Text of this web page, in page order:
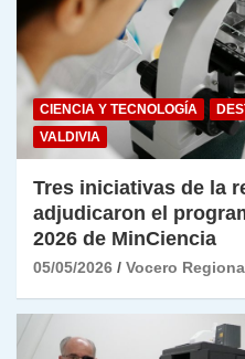
CIENCIA Y TECNOLOGÍA
VALDIVIA
Tres iniciativas de la
adjudicaron el
2026 de MinCiencia
05/05/2026 Vocero